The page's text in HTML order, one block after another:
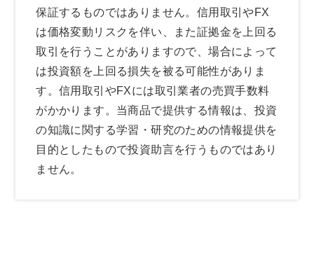
保証するものではありません。信用取引やFX
は価格変動リスクを伴い、また証拠金を上回る
取引を行うことがありますので、場合によって
は投資額を上回る損失を被る可能性がありま
す。信用取引やFXには取引業者の売買手数料
がかかります。当商品で提供する情報は、投資
の知識に関する学習・研究のための情報提供を
目的としたもので投資助言を行うものではあり
ません。